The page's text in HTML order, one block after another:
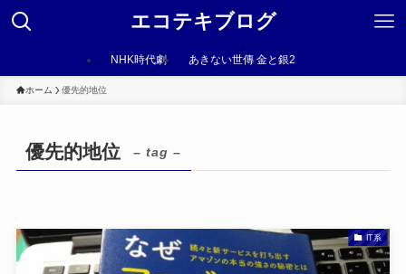
エコテキブログ
NHK時代劇 あきない世傳 金と銀2
ホーム 優先的地位
優先的地位 – tag –
IT系